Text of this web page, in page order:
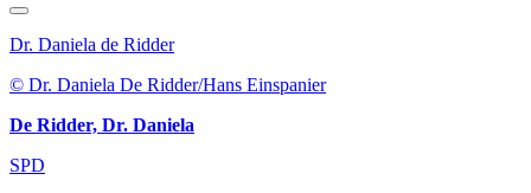
Dr. Daniela de Ridder
© Dr. Daniela De Ridder/Hans Einspanier
De Ridder, Dr. Daniela
SPD